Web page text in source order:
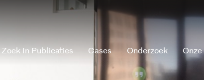
Zoek In Publicaties Cases Onderzoek